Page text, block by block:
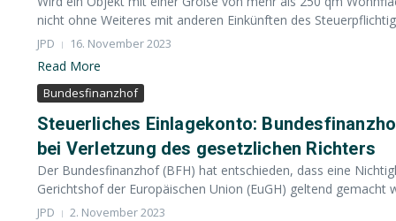
nicht ohne Weiteres mit anderen Einkünften des
JPD 16. November 2023
Read More
Bundesfinanzhof
Steuerliches Einlagekonto:
bei Verletzung des gesetzlichen Richters
Der Bundesfinanzhof (BFH) hat entschieden, dass eine
Gerichtshof der Europäischen Union (EuGH) geltend gemacht
JPD 2. November 2023